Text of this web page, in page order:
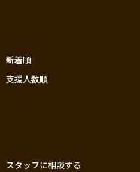
中国
新着順
支援人数順
スタッフに相談する